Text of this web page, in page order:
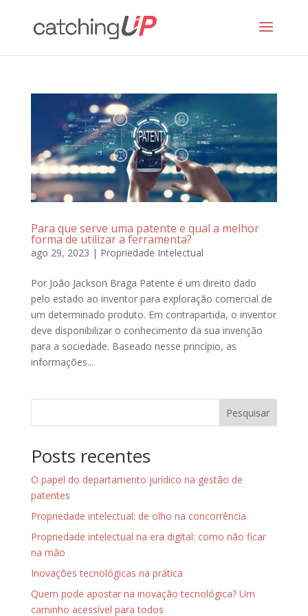
Para que serve uma patente e qual a melhor
forma de utilizar a ferramenta?
ago 29, 2023 | Propriedade Intelectual
Por João Jackson Braga Patente é um direito dado
pelo estado ao inventor para exploração comercial de
um determinado produto. Em contrapartida, o inventor
deve disponibilizar o conhecimento da sua invenção
para a sociedade. Baseado nesse princípio, as
informações...
Pesquisar
Posts recentes
O papel do departamento jurídico na gestão de
patentes
Propriedade intelectual: de olho na concorrência
Propriedade intelectual na era digital: como não ficar
na mão
Inovações tecnológicas na prática
Quem pode apostar na inovação tecnológica? Um
caminho acessível para todos